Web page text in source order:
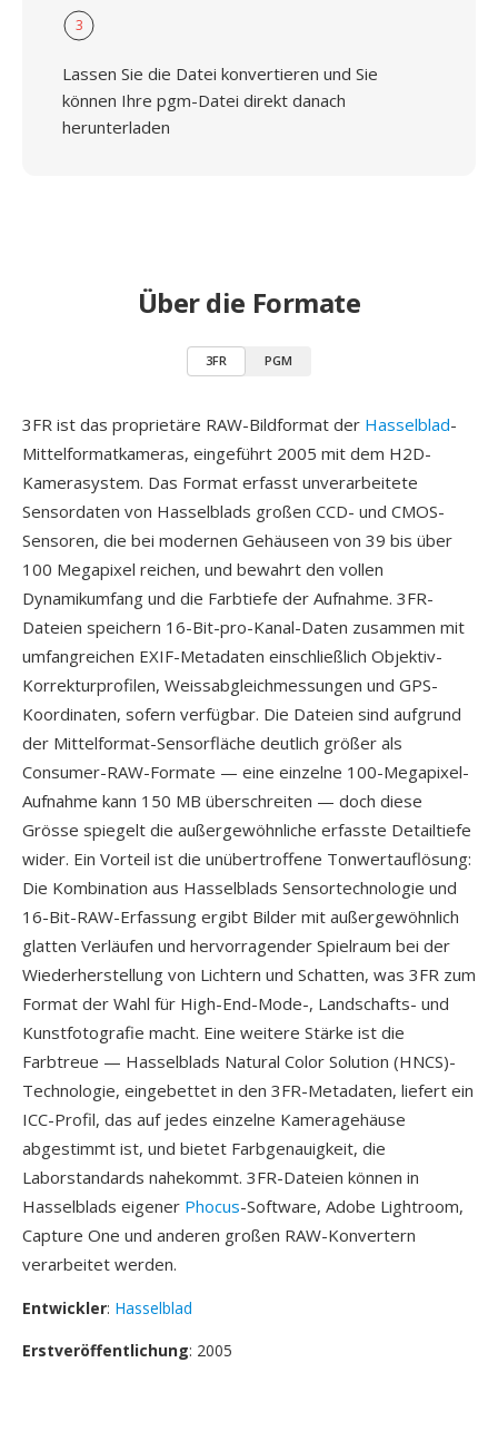
3
Lassen Sie die Datei konvertieren und Sie
können Ihre pgm-Datei direkt danach
herunterladen
Über die Formate
3FR PGM
3FR ist das proprietäre RAW-Bildformat der Hasselblad-
Mittelformatkameras, eingeführt 2005 mit dem H2D-
Kamerasystem. Das Format erfasst unverarbeitete
Sensordaten von Hasselblads großen CCD- und CMOS-
Sensoren, die bei modernen Gehäuseen von 39 bis über
100 Megapixel reichen, und bewahrt den vollen
Dynamikumfang und die Farbtiefe der Aufnahme. 3FR-
Dateien speichern 16-Bit-pro-Kanal-Daten zusammen mit
umfangreichen EXIF-Metadaten einschließlich Objektiv-
Korrekturprofilen, Weissabgleichmessungen und GPS-
Koordinaten, sofern verfügbar. Die Dateien sind aufgrund
der Mittelformat-Sensorfläche deutlich größer als
Consumer-RAW-Formate — eine einzelne 100-Megapixel-
Aufnahme kann 150 MB überschreiten — doch diese
Grösse spiegelt die außergewöhnliche erfasste Detailtiefe
wider. Ein Vorteil ist die unübertroffene Tonwertauflösung:
Die Kombination aus Hasselblads Sensortechnologie und
16-Bit-RAW-Erfassung ergibt Bilder mit außergewöhnlich
glatten Verläufen und hervorragender Spielraum bei der
Wiederherstellung von Lichtern und Schatten, was 3FR zum
Format der Wahl für High-End-Mode-, Landschafts- und
Kunstfotografie macht. Eine weitere Stärke ist die
Farbtreue — Hasselblads Natural Color Solution (HNCS)-
Technologie, eingebettet in den 3FR-Metadaten, liefert ein
ICC-Profil, das auf jedes einzelne Kameragehäuse
abgestimmt ist, und bietet Farbgenauigkeit, die
Laborstandards nahekommt. 3FR-Dateien können in
Hasselblads eigener Phocus-Software, Adobe Lightroom,
Capture One und anderen großen RAW-Konvertern
verarbeitet werden.
Entwickler: Hasselblad
Erstveröffentlichung: 2005